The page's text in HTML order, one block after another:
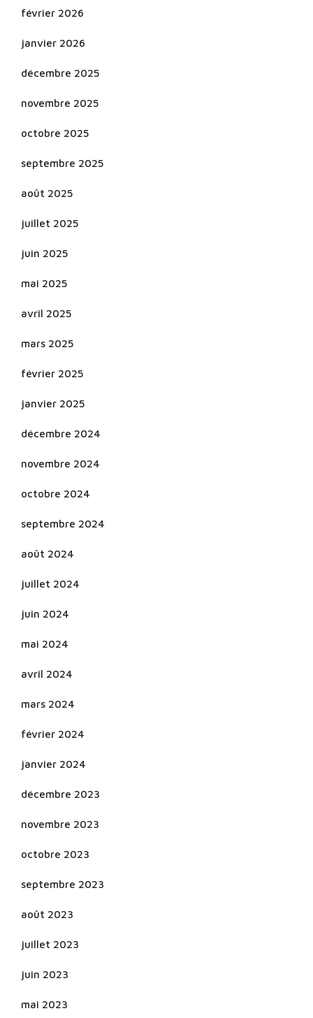
février 2026
janvier 2026
décembre 2025
novembre 2025
octobre 2025
septembre 2025
août 2025
juillet 2025
juin 2025
mai 2025
avril 2025
mars 2025
février 2025
janvier 2025
décembre 2024
novembre 2024
octobre 2024
septembre 2024
août 2024
juillet 2024
juin 2024
mai 2024
avril 2024
mars 2024
février 2024
janvier 2024
décembre 2023
novembre 2023
octobre 2023
septembre 2023
août 2023
juillet 2023
juin 2023
mai 2023